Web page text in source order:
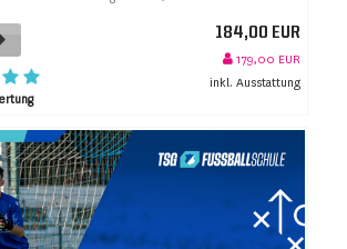
184,00 EUR
179,00 EUR
inkl. Ausstattung